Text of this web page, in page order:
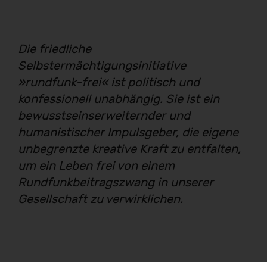
Die friedliche
Selbstermächtigungsinitiative
»rundfunk-frei« ist politisch und
konfessionell unabhängig. Sie ist ein
bewusstseinserweiternder und
humanistischer Impulsgeber, die eigene
unbegrenzte kreative Kraft zu entfalten,
um ein Leben frei von einem
Rundfunkbeitragszwang in unserer
Gesellschaft zu verwirklichen.